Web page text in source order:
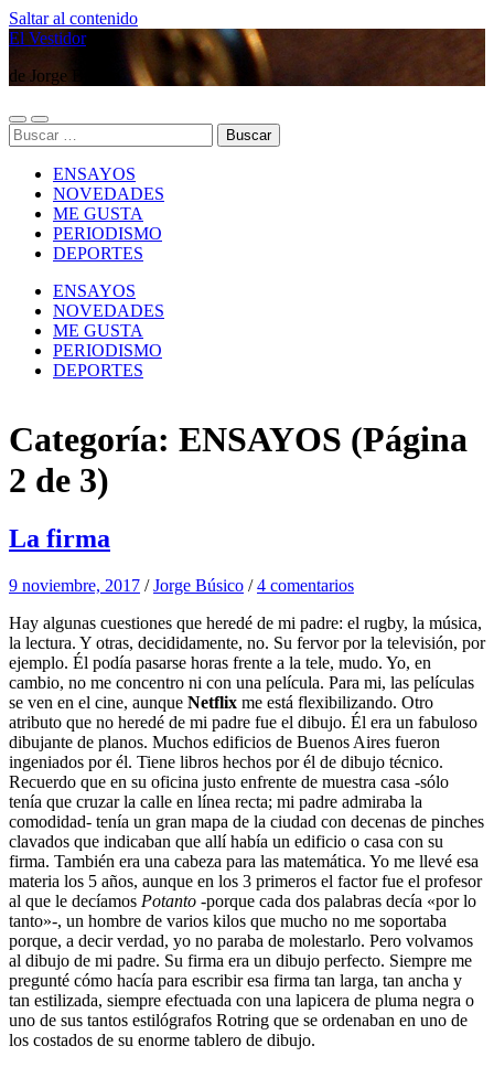
Saltar al contenido
El Vestidor
de Jorge Búsico
Alternar
el
móvil
Alternar
el
de
búsqueda
Buscar:
ENSAYOS
NOVEDADES
ME GUSTA
PERIODISMO
DEPORTES
ENSAYOS
NOVEDADES
ME GUSTA
PERIODISMO
DEPORTES
Categoría: ENSAYOS (Página
2 de 3)
La firma
9 noviembre, 2017 /Jorge Búsico /4 comentarios
Hay algunas cuestiones que heredé de mi padre: el rugby, la música,
la lectura. Y otras, decididamente, no. Su fervor por la televisión, por
ejemplo. Él podía pasarse horas frente a la tele, mudo. Yo, en
cambio, no me concentro ni con una película. Para mi, las películas
se ven en el cine, aunque Netflix me está flexibilizando. Otro
atributo que no heredé de mi padre fue el dibujo. Él era un fabuloso
dibujante de planos. Muchos edificios de Buenos Aires fueron
ingeniados por él. Tiene libros hechos por él de dibujo técnico.
Recuerdo que en su oficina justo enfrente de muestra casa -sólo
tenía que cruzar la calle en línea recta; mi padre admiraba la
comodidad- tenía un gran mapa de la ciudad con decenas de pinches
clavados que indicaban que allí había un edificio o casa con su
firma. También era una cabeza para las matemática. Yo me llevé esa
materia los 5 años, aunque en los 3 primeros el factor fue el profesor
al que le decíamos Potanto -porque cada dos palabras decía «por lo
tanto»-, un hombre de varios kilos que mucho no me soportaba
porque, a decir verdad, yo no paraba de molestarlo. Pero volvamos
al dibujo de mi padre. Su firma era un dibujo perfecto. Siempre me
pregunté cómo hacía para escribir esa firma tan larga, tan ancha y
tan estilizada, siempre efectuada con una lapicera de pluma negra o
uno de sus tantos estilógrafos Rotring que se ordenaban en uno de
los costados de su enorme tablero de dibujo.